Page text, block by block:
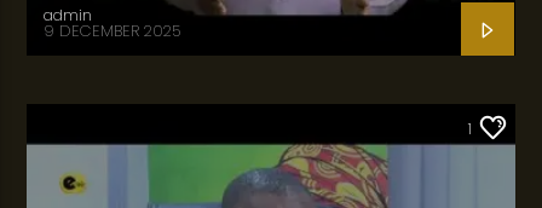
admin
9 DECEMBER 2025
1